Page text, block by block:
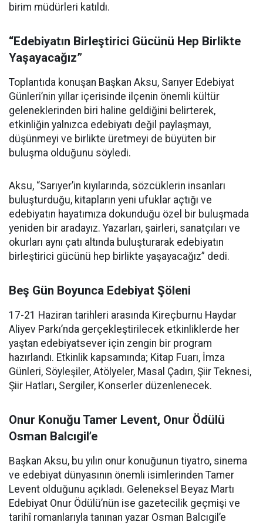
birim müdürleri katıldı.
“Edebiyatın Birleştirici Gücünü Hep Birlikte
Yaşayacağız”
Toplantıda konuşan Başkan Aksu, Sarıyer Edebiyat
Günleri’nin yıllar içerisinde ilçenin önemli kültür
geleneklerinden biri haline geldiğini belirterek,
etkinliğin yalnızca edebiyatı değil paylaşmayı,
düşünmeyi ve birlikte üretmeyi de büyüten bir
buluşma olduğunu söyledi.
Aksu, “Sarıyer’in kıyılarında, sözcüklerin insanları
buluşturduğu, kitapların yeni ufuklar açtığı ve
edebiyatın hayatımıza dokunduğu özel bir buluşmada
yeniden bir aradayız. Yazarları, şairleri, sanatçıları ve
okurları aynı çatı altında buluşturarak edebiyatın
birleştirici gücünü hep birlikte yaşayacağız” dedi.
Beş Gün Boyunca Edebiyat Şöleni
17-21 Haziran tarihleri arasında Kireçburnu Haydar
Aliyev Parkı’nda gerçekleştirilecek etkinliklerde her
yaştan edebiyatsever için zengin bir program
hazırlandı. Etkinlik kapsamında; Kitap Fuarı, İmza
Günleri, Söyleşiler, Atölyeler, Masal Çadırı, Şiir Teknesi,
Şiir Hatları, Sergiler, Konserler düzenlenecek.
Onur Konuğu Tamer Levent, Onur Ödülü
Osman Balcıgil’e
Başkan Aksu, bu yılın onur konuğunun tiyatro, sinema
ve edebiyat dünyasının önemli isimlerinden Tamer
Levent olduğunu açıkladı. Geleneksel Beyaz Martı
Edebiyat Onur Ödülü’nün ise gazetecilik geçmişi ve
tarihî romanlarıyla tanınan yazar Osman Balcıgil’e